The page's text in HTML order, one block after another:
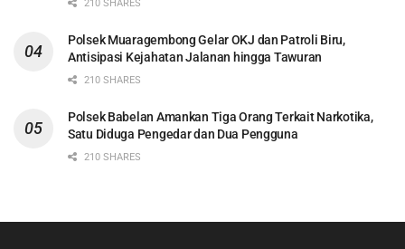
210 SHARES
Polsek Muaragembong Gelar OKJ dan Patroli Biru,
Antisipasi Kejahatan Jalanan hingga Tawuran
210 SHARES
Polsek Babelan Amankan Tiga Orang Terkait Narkotika,
Satu Diduga Pengedar dan Dua Pengguna
210 SHARES